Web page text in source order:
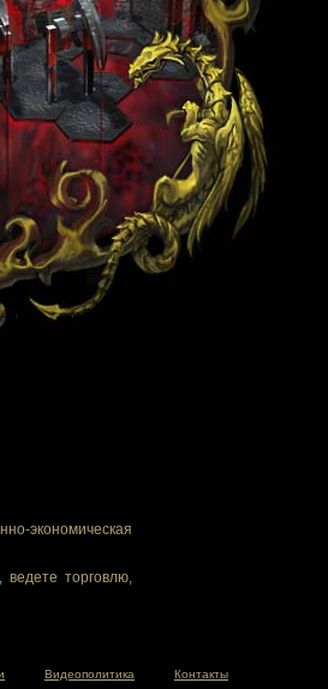
экономическая
торговлю,
Видеополитика Контакты